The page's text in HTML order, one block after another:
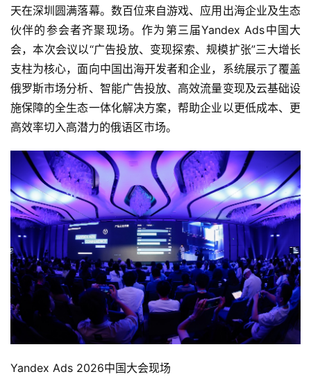
天在深圳圆满落幕。数百位来自游戏、应用出海企业及生态
伙伴的参会者齐聚现场。作为第三届Yandex Ads中国大
会，本次会议以“广告投放、变现探索、规模扩张”三大增长
支柱为核心，面向中国出海开发者和企业，系统展示了覆盖
俄罗斯市场分析、智能广告投放、高效流量变现及云基础设
施保障的全生态一体化解决方案，帮助企业以更低成本、更
高效率切入高潜力的俄语区市场。
Yandex Ads 2026中国大会现场